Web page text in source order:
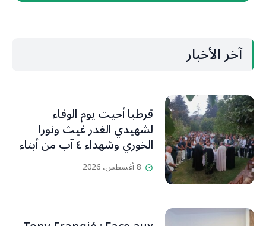
آخر الأخبار
قرطبا أحيت يوم الوفاء
لشهيدي الغدر غيث ونورا
الخوري وشهداء ٤ آب من أبناء
البلدة.. كارين الخوري افرام: لقد
كان بيتنا، بوجود والدي، ينبض
8 أغسطس، 2026